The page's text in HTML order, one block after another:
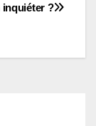
inquiéter ?